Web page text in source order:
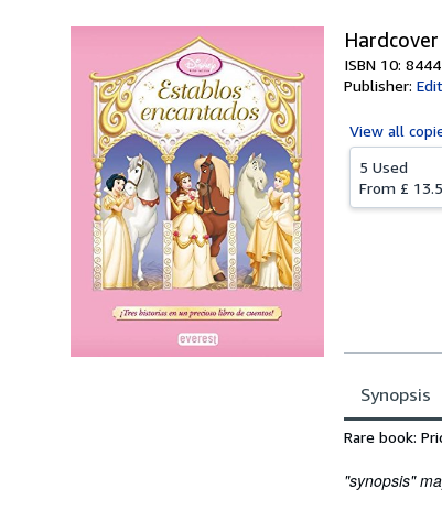
Hardcover
ISBN 10:
Publisher:
View all
5 Used
From £
Synopsis
Synopsis
Rare book:
"synopsis"